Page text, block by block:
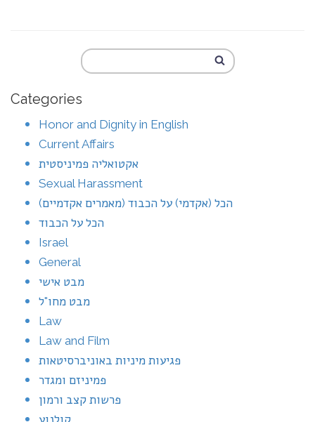
Categories
Honor and Dignity in English
Current Affairs
אקטואליה פמיניסטית
Sexual Harassment
הכל (אקדמי) על הכבוד (מאמרים אקדמיים)
הכל על הכבוד
Israel
General
מבט אישי
מבט מחו"ל
Law
Law and Film
פגיעות מיניות באוניברסיטאות
פמיניזם ומגדר
פרשות קצב ורמון
קולנוע